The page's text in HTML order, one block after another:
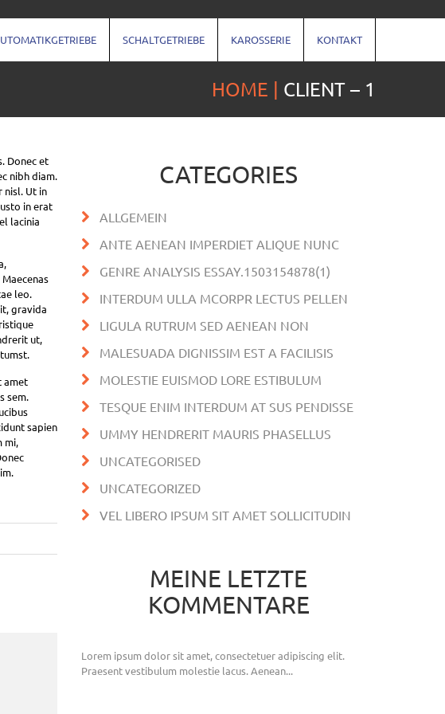
SCHALTGETRIEBE KAROSSERIE KONTAKT
HOME CLIENT – 1
Donec et
nibh diam.
nisl. Ut in
in erat
lacinia
leo.
gravida
ut,
amet
sem.
sapien
mi,
CATEGORIES
ALLGEMEIN
ANTE AENEAN IMPERDIET ALIQUE NUNC
GENRE ANALYSIS ESSAY.1503154878(1)
INTERDUM ULLA MCORPR LECTUS PELLEN
LIGULA RUTRUM SED AENEAN NON
MALESUADA DIGNISSIM EST A FACILISIS
MOLESTIE EUISMOD LORE ESTIBULUM
TESQUE ENIM INTERDUM AT SUS PENDISSE
UMMY HENDRERIT MAURIS PHASELLUS
UNCATEGORISED
UNCATEGORIZED
VEL LIBERO IPSUM SIT AMET SOLLICITUDIN
MEINE LETZTE
KOMMENTARE
Lorem ipsum dolor sit amet, consectetuer adipiscing elit.
Praesent vestibulum molestie lacus. Aenean...